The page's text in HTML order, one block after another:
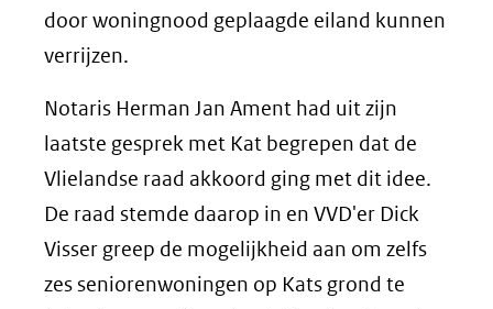
door woningnood geplaagde eiland kunnen
verrijzen.
Notaris Herman Jan Ament had uit zijn
laatste gesprek met Kat begrepen dat de
Vlielandse raad akkoord ging met dit idee.
De raad stemde daarop in en VVD'er Dick
Visser greep de mogelijkheid aan om zelfs
zes seniorenwoningen op Kats grond te